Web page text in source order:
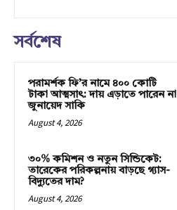
সর্বশেষ
পরামর্শক ফি’র নামে ৪০০ কোটি
টাকা আত্মসাৎ: দায় এড়াতে পারেন না
জুনায়েদ সাকি
August 4, 2026
৩০% কমিশন ও নতুন সিন্ডিকেট:
তারেকের পরিকল্পনায় বাড়ছে গ্যাস-
বিদ্যুতের দাম?
August 4, 2026